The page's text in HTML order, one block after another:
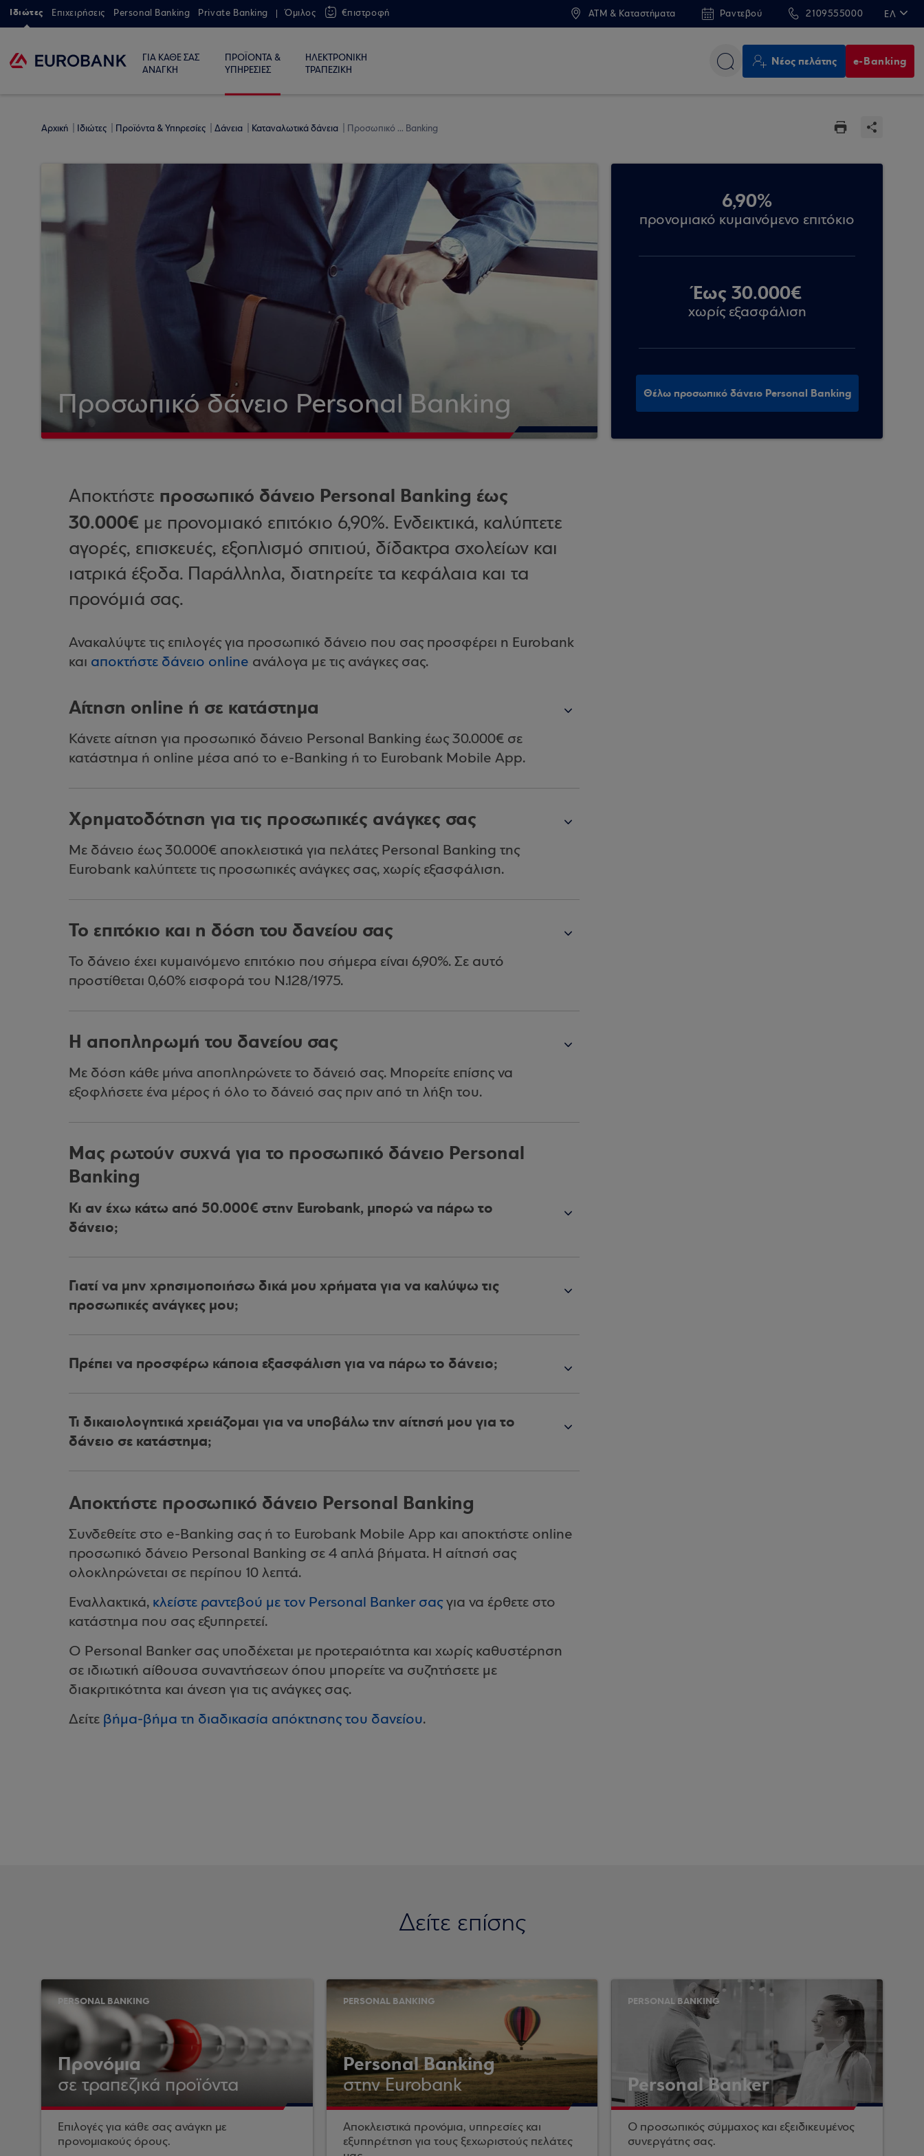
Ιδιώτες Επιχειρήσεις Personal Banking Private Banking Όμιλος €πιστροφή ATM & Καταστήματα Ραντεβού 2109555000 ΕΛ
ΓΙΑ ΚΑΘΕ ΣΑΣ
ΑΝΑΓΚΗ
ΠΡΟΪΟΝΤΑ &
ΥΠΗΡΕΣΙΕΣ
ΗΛΕΚΤΡΟΝΙΚΗ
ΤΡΑΠΕΖΙΚΗ
Νέος πελάτης e-Banking
Αρχική Ιδιώτες Προϊόντα & Υπηρεσίες Δάνεια Καταναλωτικά δάνεια Προσωπικό ... Banking
Προσωπικό δάνειο Personal Banking
6,90%
προνομιακό κυμαινόμενο επιτόκιο
Έως 30.000€
χωρίς εξασφάλιση
Θέλω προσωπικό δάνειο Personal Banking
Αποκτήστε προσωπικό δάνειο Personal Banking έως
30.000€ με προνομιακό επιτόκιο 6,90%. Ενδεικτικά, καλύπτετε
αγορές, επισκευές, εξοπλισμό σπιτιού, δίδακτρα σχολείων και
ιατρικά έξοδα. Παράλληλα, διατηρείτε τα κεφάλαια και τα
προνόμιά σας.
Ανακαλύψτε τις επιλογές για προσωπικό δάνειο που σας προσφέρει η Eurobank
και αποκτήστε δάνειο online ανάλογα με τις ανάγκες σας.
Αίτηση online ή σε κατάστημα
Κάνετε αίτηση για προσωπικό δάνειο Personal Banking έως 30.000€ σε
κατάστημα ή online μέσα από το e-Banking ή το Eurobank Mobile App.
Χρηματοδότηση για τις προσωπικές ανάγκες σας
Με δάνειο έως 30.000€ αποκλειστικά για πελάτες Personal Banking της
Eurobank καλύπτετε τις προσωπικές ανάγκες σας, χωρίς εξασφάλιση.
Το επιτόκιο και η δόση του δανείου σας
Το δάνειο έχει κυμαινόμενο επιτόκιο που σήμερα είναι 6,90%. Σε αυτό
προστίθεται 0,60% εισφορά του Ν.128/1975.
Η αποπληρωμή του δανείου σας
Με δόση κάθε μήνα αποπληρώνετε το δάνειό σας. Μπορείτε επίσης να
εξοφλήσετε ένα μέρος ή όλο το δάνειό σας πριν από τη λήξη του.
Μας ρωτούν συχνά για το προσωπικό δάνειο Personal
Banking
Κι αν έχω κάτω από 50.000€ στην Eurobank, μπορώ να πάρω το
δάνειο;
Γιατί να μην χρησιμοποιήσω δικά μου χρήματα για να καλύψω τις
προσωπικές ανάγκες μου;
Πρέπει να προσφέρω κάποια εξασφάλιση για να πάρω το δάνειο;
Τι δικαιολογητικά χρειάζομαι για να υποβάλω την αίτησή μου για το
δάνειο σε κατάστημα;
Αποκτήστε προσωπικό δάνειο Personal Banking
Συνδεθείτε στο e-Banking σας ή το Eurobank Mobile App και αποκτήστε online
προσωπικό δάνειο Personal Banking σε 4 απλά βήματα. Η αίτησή σας
ολοκληρώνεται σε περίπου 10 λεπτά.
Εναλλακτικά, κλείστε ραντεβού με τον Personal Banker σαςγια να έρθετε στο
κατάστημα που σας εξυπηρετεί.
O Personal Banker σας υποδέχεται με προτεραιότητα και χωρίς καθυστέρηση
σε ιδιωτική αίθουσα συναντήσεων όπου μπορείτε να συζητήσετε με
διακριτικότητα και άνεση για τις ανάγκες σας.
Δείτε βήμα-βήμα τη διαδικασία απόκτησης του δανείου.
Δείτε επίσης
PERSONAL BANKING
Προνόμια
σε τραπεζικά προϊόντα
Επιλογές για κάθε σας ανάγκη με
προνομιακούς όρους.
PERSONAL BANKING
Personal Banking
στην Eurobank
Αποκλειστικά προνόμια, υπηρεσίες και
εξυπηρέτηση για τους ξεχωριστούς πελάτες
PERSONAL BANKING
Personal Banker
Ο προσωπικός σύμμαχος και εξειδικευμένος
συνεργάτης σας.